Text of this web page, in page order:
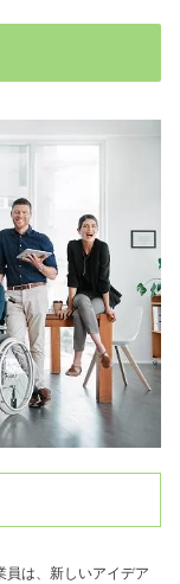
員は、新しいアイデア